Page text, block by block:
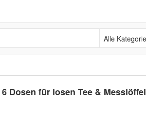
Alle Kategorien
Dosen für losen Tee & Messlöffel